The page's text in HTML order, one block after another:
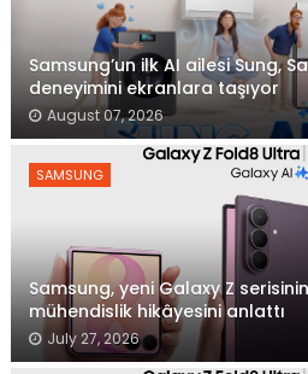
Samsung’un ilk AI ailesi Sung,
deneyimini ekranlara taşıyor
August 07, 2026
SAMSUNG
Samsung, yeni Galaxy Z
mühendislik hikâyesini anlattı
July 27, 2026